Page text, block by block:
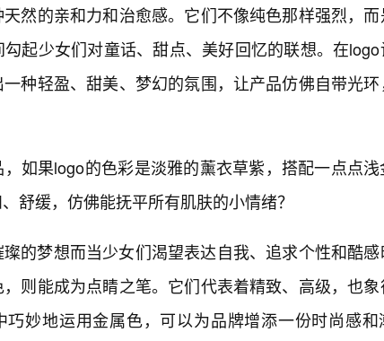
然的亲和力和治愈感。它们不像纯色那样强烈，
起少女们对童话、甜点、美好回忆的联想。在
种轻盈、甜美、梦幻的氛围，让产品仿佛自带光
如果logo的色彩是淡雅的薰衣草紫，搭配一点点浅
舒缓，仿佛能抚平所有肌肤的小情绪？
的梦想而当少女们渴望表达自我、追求个性和酷
则能成为点睛之笔。它们代表着精致、高级，也
妙地运用金属色，可以为品牌增添一份时尚感和